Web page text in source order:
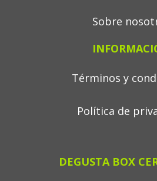
Sobre
Términos y
Política de
DEGUSTA BOX